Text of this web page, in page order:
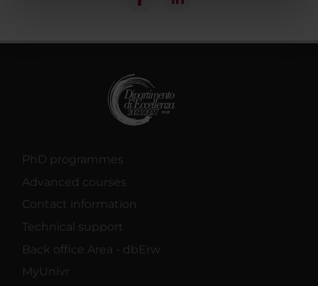
con altre informazioni che hai fornito loro o che hanno
PhD programmes
Advanced courses
Contact information
Technical support
Back office Area - dbErw
MyUnivr